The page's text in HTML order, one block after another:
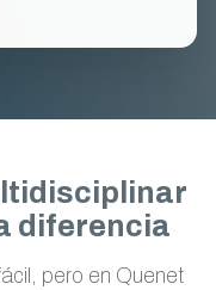
diferencia
pero en Quenet